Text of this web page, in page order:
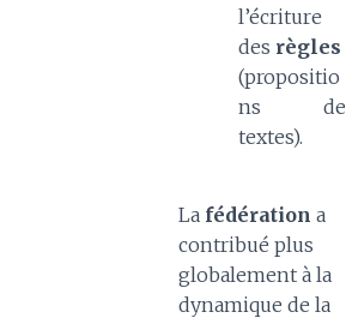
l’écriture
des règles
(propositio
ns de
textes).
La fédération a
contribué plus
globalement à la
dynamique de la